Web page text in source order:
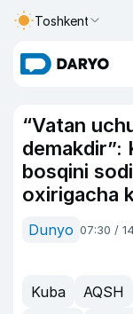
Toshkent
“Vatan
demakdir”:
bosqini
oxirigacha
Dunyo 07:30 /
Kuba AQSH